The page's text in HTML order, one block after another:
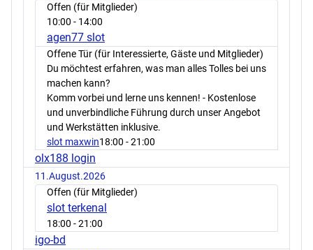
Offen (für Mitglieder)
10:00 - 14:00
agen77 slot
Offene Tür (für Interessierte, Gäste und Mitglieder)
Du möchtest erfahren, was man alles Tolles bei uns
machen kann?
Komm vorbei und lerne uns kennen! - Kostenlose
und unverbindliche Führung durch unser Angebot
und Werkstätten inklusive.
slot maxwin18:00 - 21:00
olx188 login
11.August.2026
Offen (für Mitglieder)
slot terkenal
18:00 - 21:00
igo-bd